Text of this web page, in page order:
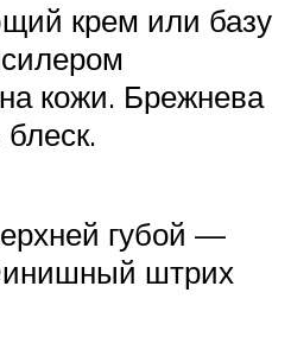
крем или базу
кожи. Брежнева
губой —
штрих